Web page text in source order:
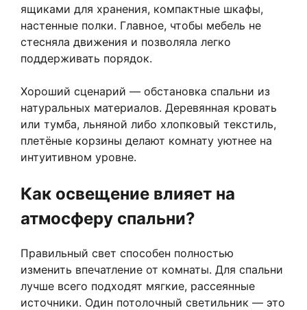
ящиками для хранения, компактные шкафы,
настенные полки. Главное, чтобы мебель не
стесняла движения и позволяла легко
поддерживать порядок.
Хороший сценарий — обстановка спальни из
натуральных материалов. Деревянная кровать
или тумба, льняной либо хлопковый текстиль,
плетёные корзины делают комнату уютнее на
интуитивном уровне.
Как освещение влияет на
атмосферу спальни?
Правильный свет способен полностью
изменить впечатление от комнаты. Для спальни
лучше всего подходят мягкие, рассеянные
источники. Один потолочный светильник — это